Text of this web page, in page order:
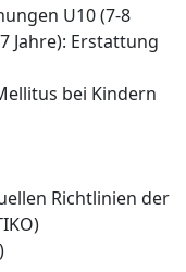
U10 (7-8
Jahre): Erstattung
bei Kindern
Richtlinien der